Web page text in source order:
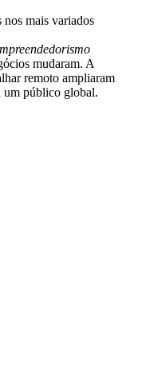
mais variados
mudaram. A
remoto ampliaram
um público global.